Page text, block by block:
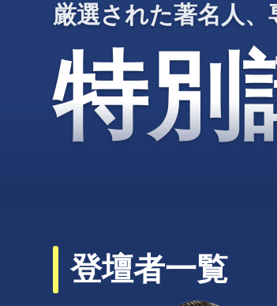
厳選された著名人
特別
登壇者一覧